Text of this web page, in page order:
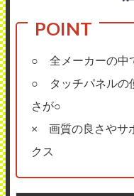
○ 全メーカーの中
○ タッチパネルの
さが○
× 画質の良さやサ
クス